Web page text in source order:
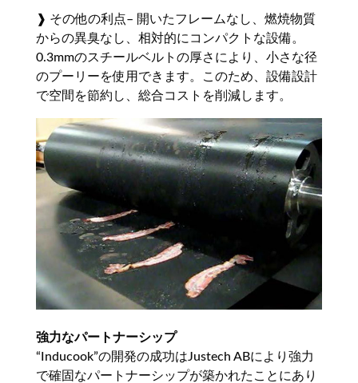
❱ その他の利点– 開いたフレームなし、燃焼物質
からの異臭なし、相対的にコンパクトな設備。
0.3mmのスチールベルトの厚さにより、小さな径
のプーリーを使用できます。このため、設備設計
で空間を節約し、総合コストを削減します。
強力なパートナーシップ
“Inducook”の開発の成功はJustech ABにより強力
で確固なパートナーシップが築かれたことにあり